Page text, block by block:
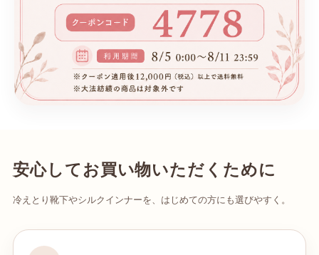
安心してお買い物いただくために
冷えとり靴下やシルクインナーを、はじめての方にも選びやすく。